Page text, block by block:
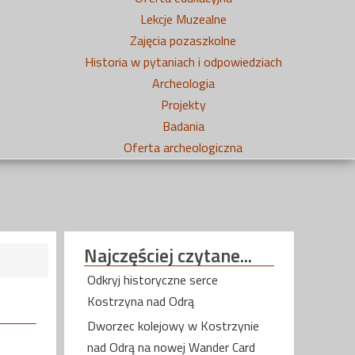
Lekcje Muzealne
Zajęcia pozaszkolne
Historia w pytaniach i odpowiedziach
Archeologia
Projekty
Badania
Oferta archeologiczna
Najczęściejczytane...
Odkryj historyczne serce
Kostrzyna nad Odrą
Dworzec kolejowy w Kostrzynie
nad Odrą na nowej Wander Card